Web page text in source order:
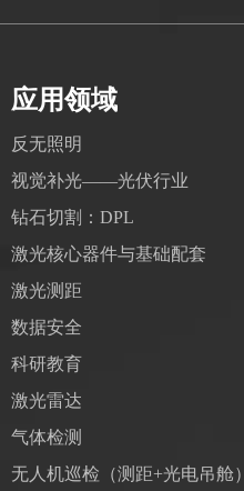
应用领域
反无照明
视觉补光——光伏行业
钻石切割：DPL
激光核心器件与基础配套
激光测距
数据安全
科研教育
激光雷达
气体检测
无人机巡检（测距+光电吊舱）